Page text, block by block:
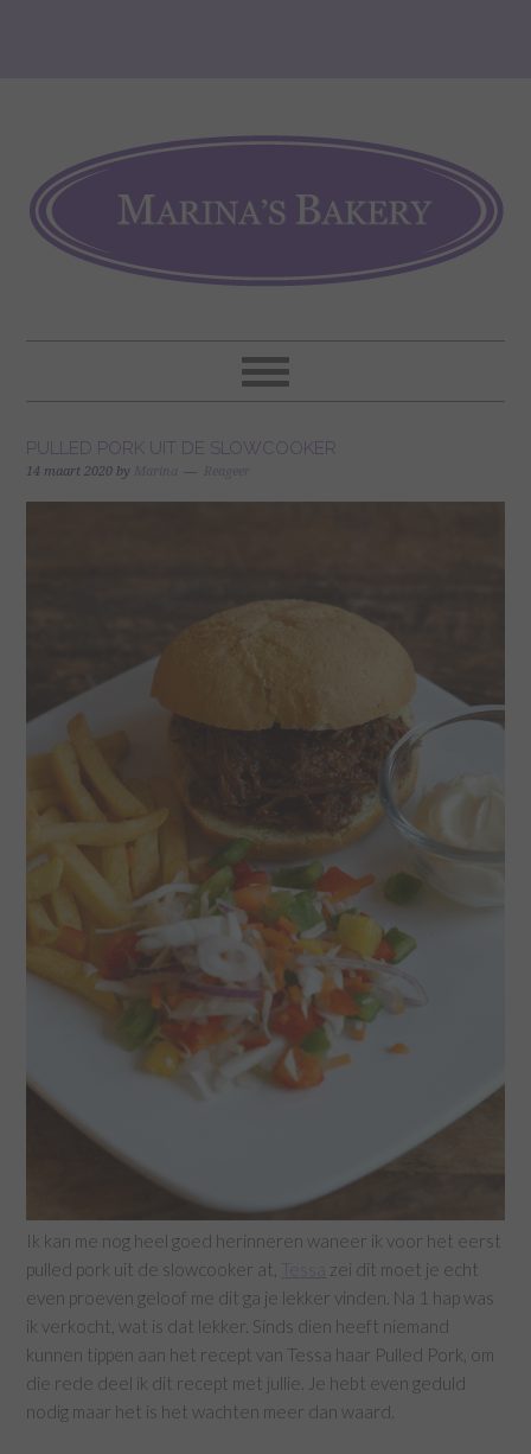
PULLED PORK UIT DE SLOWCOOKER
14 maart 2020 by Marina Reageer
Ik kan me nog heel goed herinneren waneer ik voor het eerst
pulled pork uit de slowcooker at,
zei dit moet je echt
even proeven geloof me dit ga je lekker vinden. Na 1 hap was
ik verkocht, wat is dat lekker. Sinds dien heeft niemand
kunnen tippen aan het recept van Tessa haar Pulled Pork, om
die rede deel ik dit recept met jullie. Je hebt even geduld
nodig maar het is het wachten meer dan waard.